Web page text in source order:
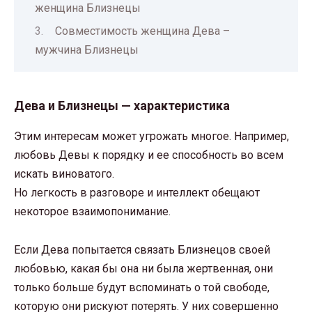
женщина Близнецы
Совместимость женщина Дева –
мужчина Близнецы
Дева и Близнецы — характеристика
Этим интересам может угрожать многое. Например,
любовь Девы к порядку и ее способность во всем
искать виноватого.
Но легкость в разговоре и интеллект обещают
некоторое взаимопонимание.
Если Дева попытается связать Близнецов своей
любовью, какая бы она ни была жертвенная, они
только больше будут вспоминать о той свободе,
которую они рискуют потерять. У них совершенно